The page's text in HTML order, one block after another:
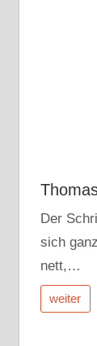
Der
sich
nett,…
weiter